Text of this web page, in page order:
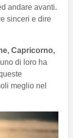
andare avanti.
sinceri e dire
Capricorno,
di loro ha
meglio nel